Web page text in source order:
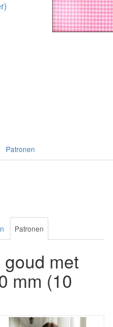
Patronen
Patronen
met
mm (10